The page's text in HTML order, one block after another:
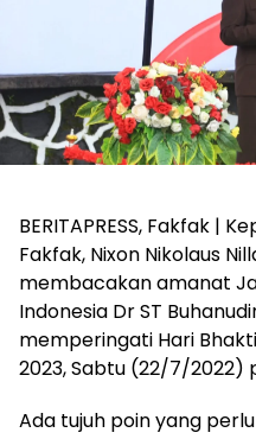
BERITAPRESS, Fakfak |
Fakfak, Nixon Nikolaus
membacakan amanat
Indonesia Dr ST
memperingati Hari
2023, Sabtu (22/7/2022)
Ada tujuh poin yang